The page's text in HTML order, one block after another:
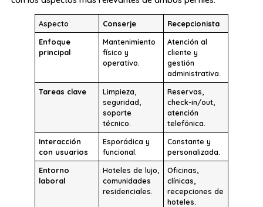
Aspecto Conserje
Recepcionista
Enfoque
principal
Mantenimiento
físico y
operativo.
Atención al
cliente y
gestión
administrativa.
Tareas clave
Limpieza,
seguridad,
soporte
técnico.
Reservas,
check-in/out,
atención
telefónica.
Interacción
con usuarios
Esporádica y
funcional.
Constante y
personalizada.
Entorno
laboral
Hoteles de lujo,
comunidades
residenciales.
Oficinas,
clínicas,
recepciones de
hoteles.